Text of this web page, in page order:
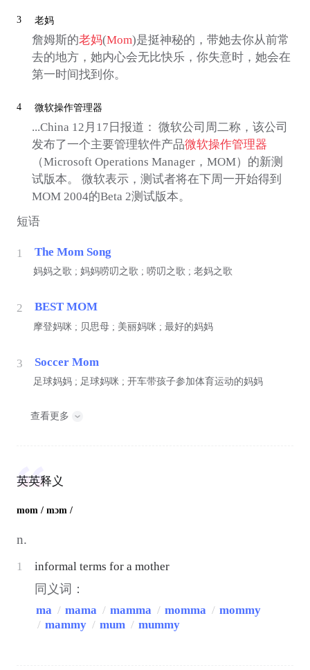
3 老妈
詹姆斯的老妈(Mom)是挺神秘的，带她去你从前常
去的地方，她内心会无比快乐，你失意时，她会在
第一时间找到你。
4 微软操作管理器
...China 12月17日报道： 微软公司周二称，该公司
发布了一个主要管理软件产品微软操作管理器
（Microsoft Operations Manager，MOM）的新测
试版本。 微软表示，测试者将在下周一开始得到
MOM 2004的Beta 2测试版本。
短语
1 The Mom Song
妈妈之歌 ; 妈妈唠叨之歌 ; 唠叨之歌 ; 老妈之歌
2 BEST MOM
摩登妈咪 ; 贝思母 ; 美丽妈咪 ; 最好的妈妈
3 Soccer Mom
足球妈妈 ; 足球妈咪 ; 开车带孩子参加体育运动的妈妈
查看更多
英英释义
mom / mɔm /
n.
1 informal terms for a mother
同义词：
ma / mama / mamma / momma / mommy
/ mammy / mum / mummy